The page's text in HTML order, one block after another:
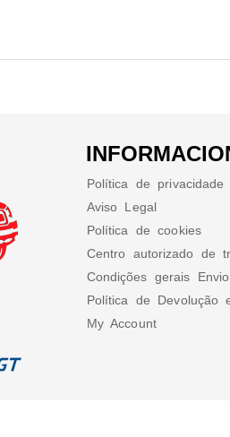
Política de privacidade
Aviso Legal
Política de cookies
Centro autorizado de
Condições gerais Envio
Política de Devolução
My Account